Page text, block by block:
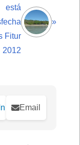
está
Fitur
2012
»
Email